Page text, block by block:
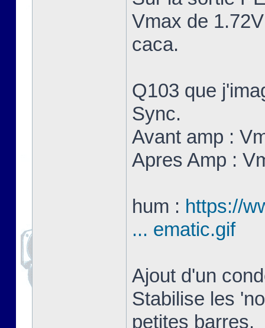
Vmax de
caca.
Q103 que
Sync.
Avant amp :
Apres Amp :
hum : https://
... ematic.gif
Ajout d'un
Stabilise les
petites barres.